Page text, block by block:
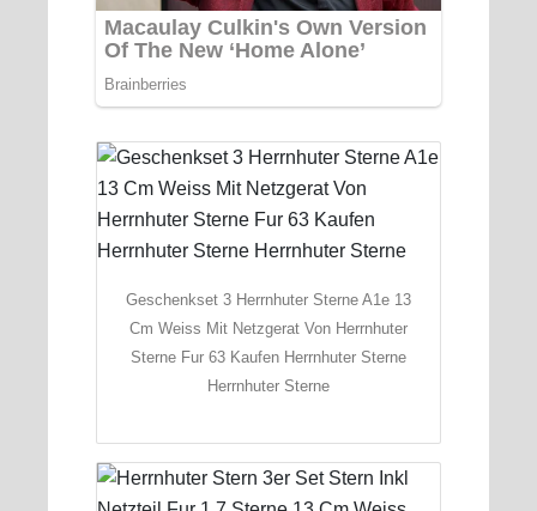
Geschenkset 3 Herrnhuter Sterne A1e 13
Cm Weiss Mit Netzgerat Von Herrnhuter
Sterne Fur 63 Kaufen Herrnhuter Sterne
Herrnhuter Sterne